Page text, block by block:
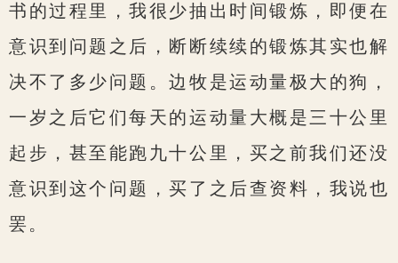
书的过程里，我很少抽出时间锻炼，即便在
意识到问题之后，断断续续的锻炼其实也解
决不了多少问题。边牧是运动量极大的狗，
一岁之后它们每天的运动量大概是三十公里
起步，甚至能跑九十公里，买之前我们还没
意识到这个问题，买了之后查资料，我说也
罢。